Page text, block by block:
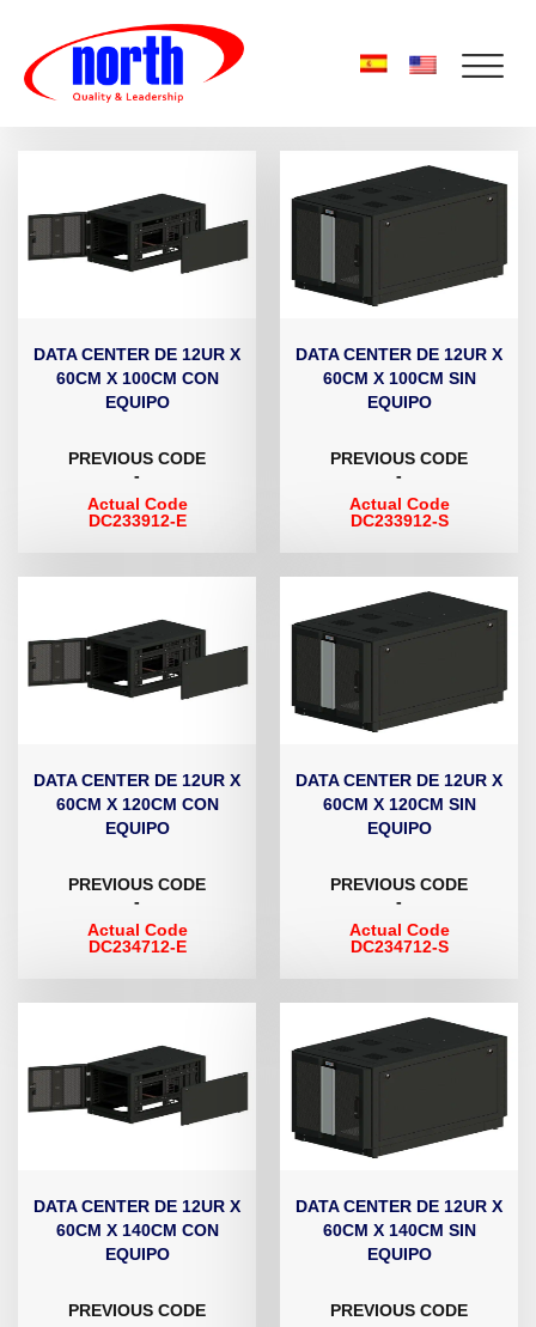
DATA CENTER DE 12UR X
60CM X 100CM CON
EQUIPO
PREVIOUS CODE
-
Actual Code
DC233912-E
DATA CENTER DE 12UR X
60CM X 100CM SIN
EQUIPO
PREVIOUS CODE
-
Actual Code
DC233912-S
DATA CENTER DE 12UR X
60CM X 120CM CON
EQUIPO
PREVIOUS CODE
-
Actual Code
DC234712-E
DATA CENTER DE 12UR X
60CM X 120CM SIN
EQUIPO
PREVIOUS CODE
-
Actual Code
DC234712-S
DATA CENTER DE 12UR X
60CM X 140CM CON
EQUIPO
PREVIOUS CODE
DATA CENTER DE 12UR X
60CM X 140CM SIN
EQUIPO
PREVIOUS CODE